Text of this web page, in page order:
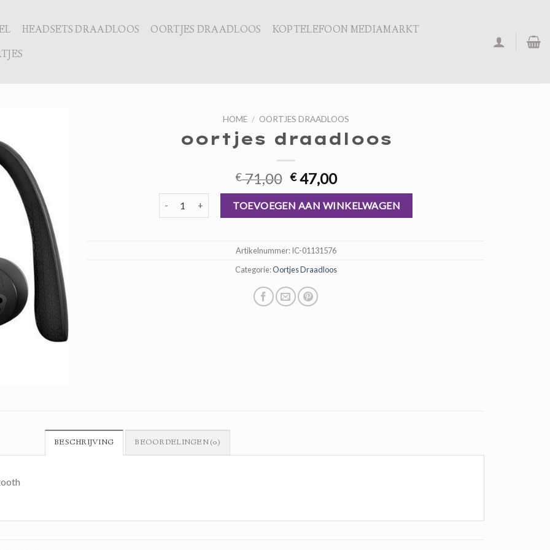
HEADSETS DRAADLOOS OORTJES DRAADLOOS
KOPTELEFOON MEDIAMARKT
HOME / OORTJES DRAADLOOS
oortjes draadloos
€71,00 Oorspronkelijke
prijs
was:
€ 71,00.
€47,00Huidige
prijs
is:
€ 47,00.
oortjes draadloos aantalTOEVOEGEN AAN WINKELWAGEN
Artikelnummer:IC-01131576
Categorie:Oortjes Draadloos
BESCHRIJVING BEOORDELINGEN (0)